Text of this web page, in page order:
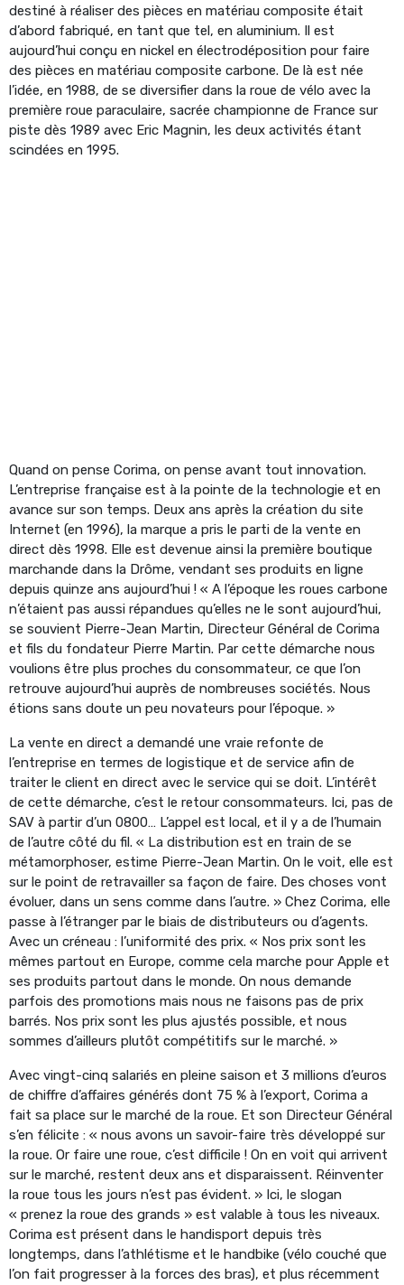
destiné à réaliser des pièces en matériau composite était
d’abord fabriqué, en tant que tel, en aluminium. Il est
aujourd’hui conçu en nickel en électrodéposition pour faire
des pièces en matériau composite carbone. De là est née
l’idée, en 1988, de se diversifier dans la roue de vélo avec la
première roue paraculaire, sacrée championne de France sur
piste dès 1989 avec Eric Magnin, les deux activités étant
scindées en 1995.
Quand on pense Corima, on pense avant tout innovation.
L’entreprise française est à la pointe de la technologie et en
avance sur son temps. Deux ans après la création du site
Internet (en 1996), la marque a pris le parti de la vente en
direct dès 1998. Elle est devenue ainsi la première boutique
marchande dans la Drôme, vendant ses produits en ligne
depuis quinze ans aujourd’hui ! « A l’époque les roues carbone
n’étaient pas aussi répandues qu’elles ne le sont aujourd’hui,
se souvient Pierre-Jean Martin, Directeur Général de Corima
et fils du fondateur Pierre Martin. Par cette démarche nous
voulions être plus proches du consommateur, ce que l’on
retrouve aujourd’hui auprès de nombreuses sociétés. Nous
étions sans doute un peu novateurs pour l’époque. »
La vente en direct a demandé une vraie refonte de
l’entreprise en termes de logistique et de service afin de
traiter le client en direct avec le service qui se doit. L’intérêt
de cette démarche, c’est le retour consommateurs. Ici, pas de
SAV à partir d’un 0800… L’appel est local, et il y a de l’humain
de l’autre côté du fil. « La distribution est en train de se
métamorphoser, estime Pierre-Jean Martin. On le voit, elle est
sur le point de retravailler sa façon de faire. Des choses vont
évoluer, dans un sens comme dans l’autre. » Chez Corima, elle
passe à l’étranger par le biais de distributeurs ou d’agents.
Avec un créneau : l’uniformité des prix. « Nos prix sont les
mêmes partout en Europe, comme cela marche pour Apple et
ses produits partout dans le monde. On nous demande
parfois des promotions mais nous ne faisons pas de prix
barrés. Nos prix sont les plus ajustés possible, et nous
sommes d’ailleurs plutôt compétitifs sur le marché. »
Avec vingt-cinq salariés en pleine saison et 3 millions d’euros
de chiffre d’affaires générés dont 75 % à l’export, Corima a
fait sa place sur le marché de la roue. Et son Directeur Général
s’en félicite : « nous avons un savoir-faire très développé sur
la roue. Or faire une roue, c’est difficile ! On en voit qui arrivent
sur le marché, restent deux ans et disparaissent. Réinventer
la roue tous les jours n’est pas évident. » Ici, le slogan
« prenez la roue des grands » est valable à tous les niveaux.
Corima est présent dans le handisport depuis très
longtemps, dans l’athlétisme et le handbike (vélo couché que
l’on fait progresser à la forces des bras), et plus récemment